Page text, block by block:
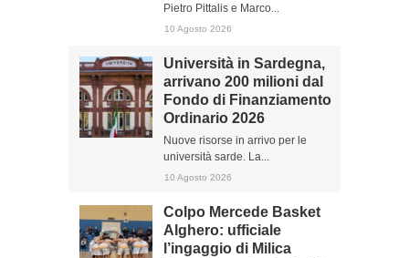
Pietro Pittalis e Marco...
10 Agosto 2026
Università in Sardegna,
arrivano 200 milioni dal
Fondo di Finanziamento
Ordinario 2026
Nuove risorse in arrivo per le
università sarde. La...
10 Agosto 2026
Colpo Mercede Basket
Alghero: ufficiale
l’ingaggio di Milica